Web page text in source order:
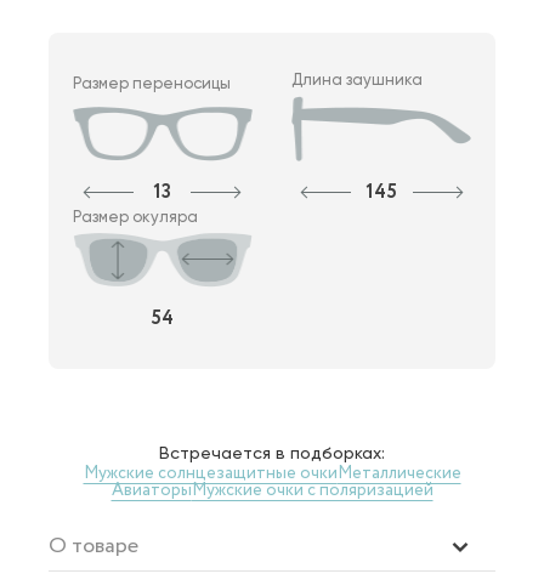
Размер переносицы
13
Длина заушника
145
Размер окуляра
54
Встречается в подборках:
Мужские солнцезащитные очкиМеталлические
АвиаторыМужские очки с поляризацией
О товаре